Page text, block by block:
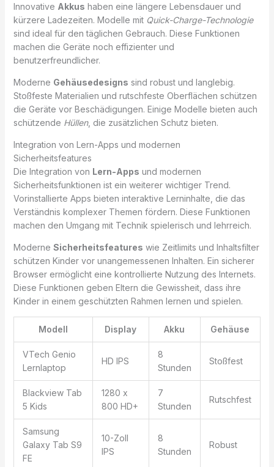
Innovative Akkus haben eine längere Lebensdauer und
kürzere Ladezeiten. Modelle mit Quick-Charge-Technologie
sind ideal für den täglichen Gebrauch. Diese Funktionen
machen die Geräte noch effizienter und
benutzerfreundlicher.
Moderne Gehäusedesigns sind robust und langlebig.
Stoßfeste Materialien und rutschfeste Oberflächen schützen
die Geräte vor Beschädigungen. Einige Modelle bieten auch
schützende Hüllen, die zusätzlichen Schutz bieten.
Integration von Lern-Apps und modernen
Sicherheitsfeatures
Die Integration von Lern-Apps und modernen
Sicherheitsfunktionen ist ein weiterer wichtiger Trend.
Vorinstallierte Apps bieten interaktive Lerninhalte, die das
Verständnis komplexer Themen fördern. Diese Funktionen
machen den Umgang mit Technik spielerisch und lehrreich.
Moderne Sicherheitsfeatures wie Zeitlimits und Inhaltsfilter
schützen Kinder vor unangemessenen Inhalten. Ein sicherer
Browser ermöglicht eine kontrollierte Nutzung des Internets.
Diese Funktionen geben Eltern die Gewissheit, dass ihre
Kinder in einem geschützten Rahmen lernen und spielen.
Modell Display Akku Gehäuse
VTech Genio
Lernlaptop
HD IPS
8
Stunden
Stoßfest
Blackview Tab
5 Kids
1280 x
800 HD+
7
Stunden
Rutschfest
Samsung
Galaxy Tab S9
FE
10-Zoll
IPS
8
Stunden
Robust